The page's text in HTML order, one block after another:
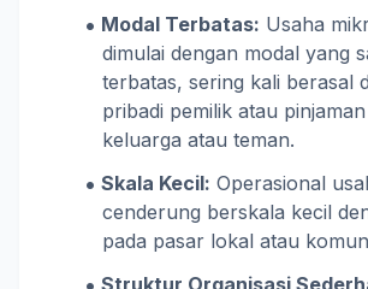
Modal Terbatas: Usaha
dimulai dengan modal yang
terbatas, sering kali berasal
pribadi pemilik atau
keluarga atau teman.
Skala Kecil: Operasional
cenderung berskala kecil
pada pasar lokal atau
Struktur Organisasi